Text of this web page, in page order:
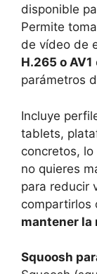
disponible
Permite
de vídeo de
H.265 o AV1
parámetros
Incluye
tablets,
concretos,
no quieres
para reducir
compartirlos
mantener la
Squoosh